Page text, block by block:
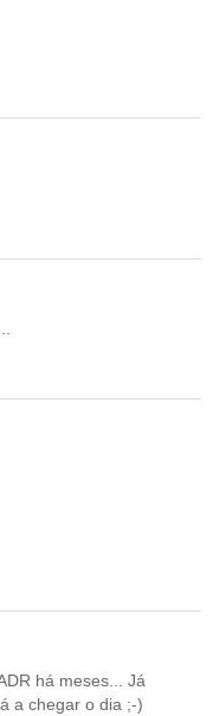
há meses... Já
a chegar o dia ;-)